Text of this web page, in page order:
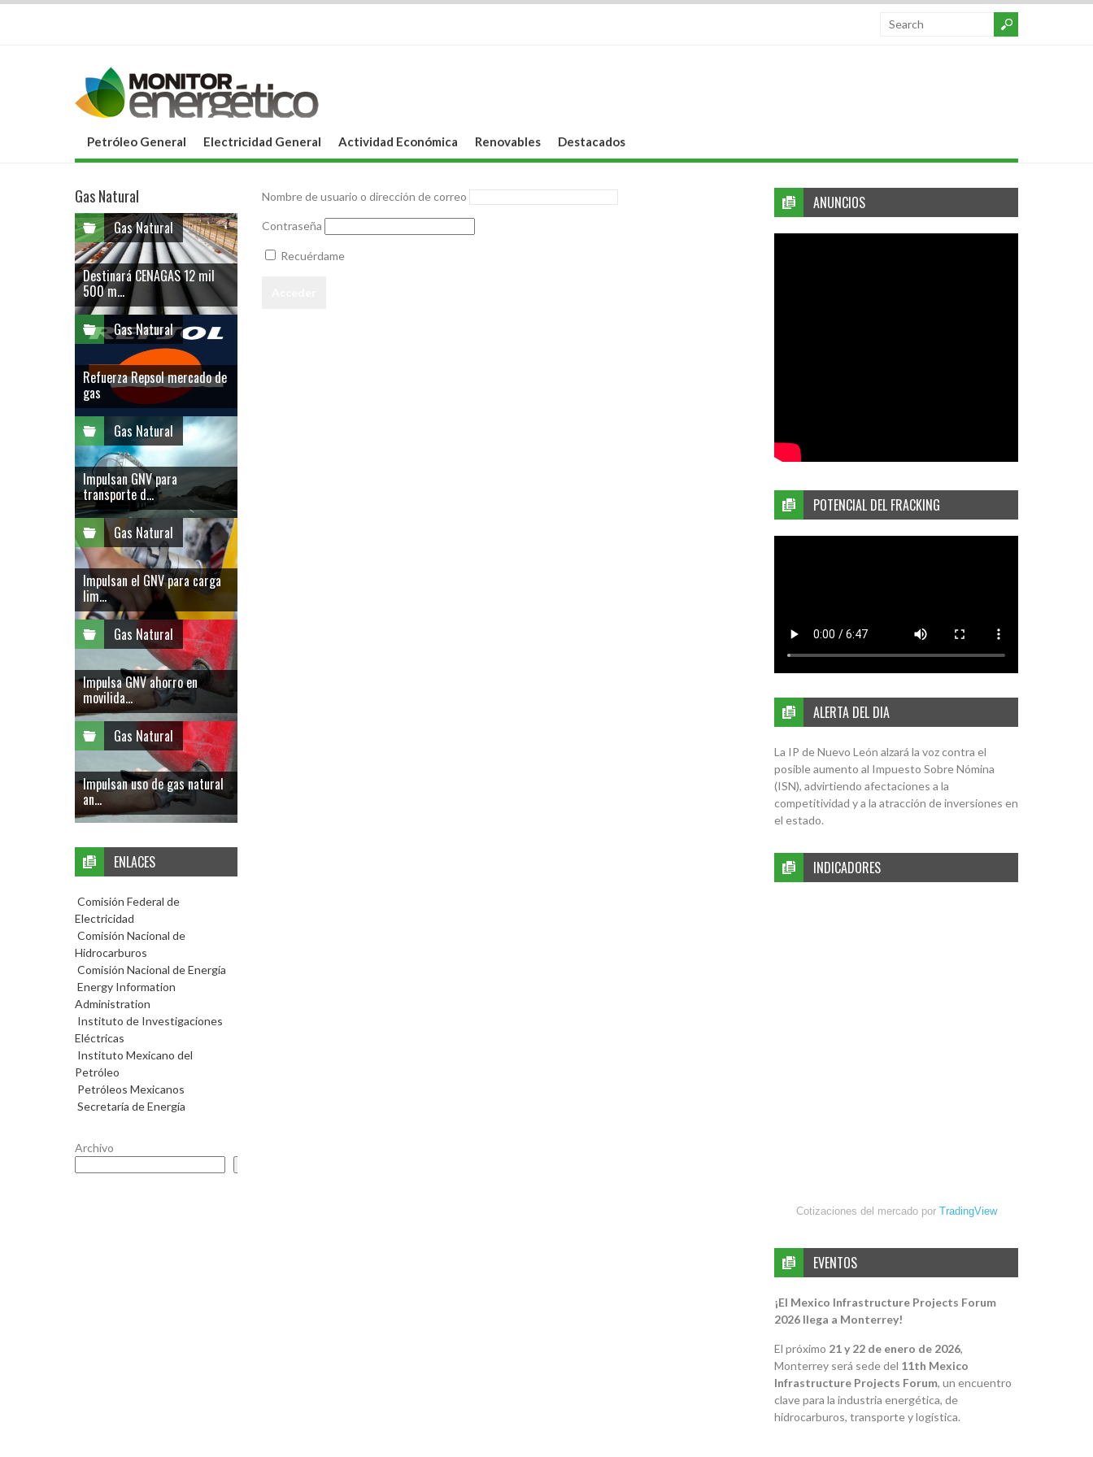
Petróleo General Electricidad General Actividad Económica Renovables Destacados
Nombre de usuario o dirección de correo
Contraseña
Recuérdame
ANUNCIOS
POTENCIAL DEL FRACKING
ALERTA DEL DIA
La IP de Nuevo León alzará la voz contra el
posible aumento al Impuesto Sobre Nómina
(ISN), advirtiendo afectaciones a la
competitividad y a la atracción de inversiones en
el estado.
INDICADORES
Cotizaciones del mercado por TradingView
EVENTOS
¡El Mexico Infrastructure Projects Forum
2026 llega a Monterrey!
El próximo 21 y 22 de enero de 2026,
Monterrey será sede del 11th Mexico
Infrastructure Projects Forum, un encuentro
clave para la industria energética, de
hidrocarburos, transporte y logística.
Gas Natural
Gas Natural
Destinará CENAGAS 12 mil
500 m...
Gas Natural
Refuerza Repsol mercado de
gas
Gas Natural
Impulsan GNV para
transporte d...
Gas Natural
Impulsan el GNV para carga
lim...
Gas Natural
Impulsa GNV ahorro en
movilida...
Gas Natural
Impulsan uso de gas natural
an...
ENLACES
Comisión Federal de
Electricidad
Comisión Nacional de
Hidrocarburos
Comisión Nacional de Energía
Energy Information
Administration
Instituto de Investigaciones
Eléctricas
Instituto Mexicano del
Petróleo
Petróleos Mexicanos
Secretaría de Energía
Archivo